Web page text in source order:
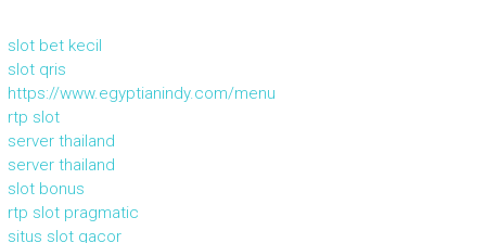
slot bet kecil
slot qris
https://www.egyptianindy.com/menu
rtp slot
server thailand
server thailand
slot bonus
rtp slot pragmatic
situs slot gacor